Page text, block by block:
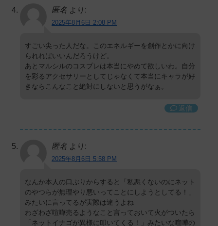
匿名 より:
2025年8月6日 2:08 PM
すごい尖った人だな。このエネルギーを創作とかに向け
られればいいんだろうけど。
あとマルシルのコスプレは本当にやめて欲しいわ。自分
を彩るアクセサリーとしてじゃなくて本当にキャラが好
きならこんなこと絶対にしないと思うがなぁ。
返信
匿名 より:
2025年8月6日 5:58 PM
なんか本人の口ぶりからすると「私悪くないのにネット
のやつらが無理やり悪いってことにしようとしてる！」
みたいに言ってるが実際は違うよね
わざわざ喧嘩売るようなこと言っておいて火がついたら
「ネットイナゴが異様に叩いてくる！」みたいな喧嘩の